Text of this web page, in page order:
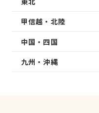
甲信越・北陸
中国・四国
九州・沖縄